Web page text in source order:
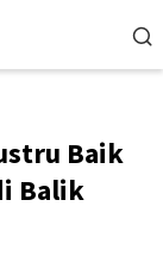
Baik
Balik